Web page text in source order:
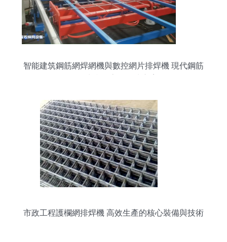
智能建筑鋼筋網焊網機與數控網片排焊機 現代鋼筋
市政工程護欄網排焊機 高效生產的核心裝備與技術